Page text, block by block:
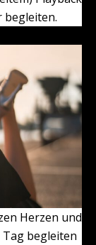
begleiten.
Herzen und
begleiten